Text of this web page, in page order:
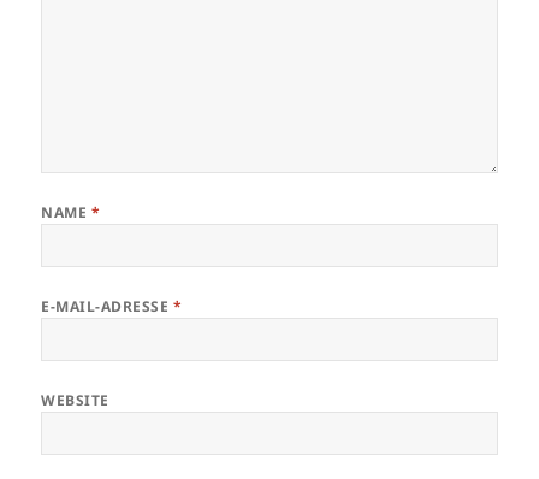
NAME *
E-MAIL-ADRESSE *
WEBSITE